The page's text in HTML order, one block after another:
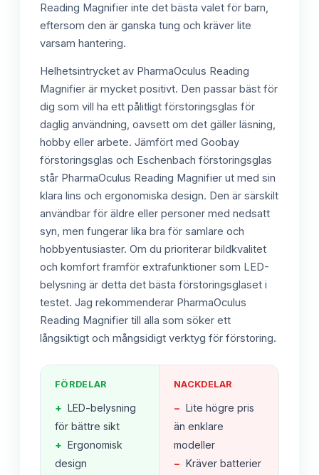
Reading Magnifier inte det bästa valet för barn,
eftersom den är ganska tung och kräver lite
varsam hantering.
Helhetsintrycket av PharmaOculus Reading
Magnifier är mycket positivt. Den passar bäst för
dig som vill ha ett pålitligt förstoringsglas för
daglig användning, oavsett om det gäller läsning,
hobby eller arbete. Jämfört med Goobay
förstoringsglas och Eschenbach förstoringsglas
står PharmaOculus Reading Magnifier ut med sin
klara lins och ergonomiska design. Den är särskilt
användbar för äldre eller personer med nedsatt
syn, men fungerar lika bra för samlare och
hobbyentusiaster. Om du prioriterar bildkvalitet
och komfort framför extrafunktioner som LED-
belysning är detta det bästa förstoringsglaset i
testet. Jag rekommenderar PharmaOculus
Reading Magnifier till alla som söker ett
långsiktigt och mångsidigt verktyg för förstoring.
FÖRDELAR
+ LED-belysning
för bättre sikt
+ Ergonomisk
design
NACKDELAR
− Lite högre pris
än enklare
modeller
− Kräver batterier